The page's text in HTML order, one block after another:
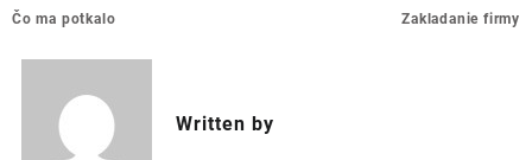
Post
Čo ma potkalo Zakladanie firmy
Written by